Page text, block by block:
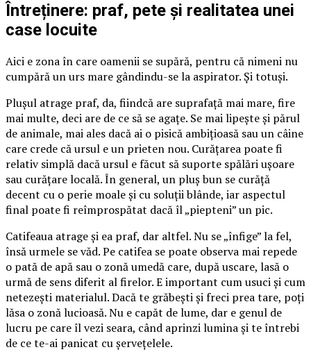
Întreținere: praf, pete și realitatea unei
case locuite
Aici e zona în care oamenii se supără, pentru că nimeni nu
cumpără un urs mare gândindu-se la aspirator. Și totuși.
Plușul atrage praf, da, fiindcă are suprafață mai mare, fire
mai multe, deci are de ce să se agațe. Se mai lipește și părul
de animale, mai ales dacă ai o pisică ambițioasă sau un câine
care crede că ursul e un prieten nou. Curățarea poate fi
relativ simplă dacă ursul e făcut să suporte spălări ușoare
sau curățare locală. În general, un pluș bun se curăță
decent cu o perie moale și cu soluții blânde, iar aspectul
final poate fi reîmprospătat dacă îl „piepteni” un pic.
Catifeaua atrage și ea praf, dar altfel. Nu se „înfige” la fel,
însă urmele se văd. Pe catifea se poate observa mai repede
o pată de apă sau o zonă umedă care, după uscare, lasă o
urmă de sens diferit al firelor. E important cum usuci și cum
netezești materialul. Dacă te grăbești și freci prea tare, poți
lăsa o zonă lucioasă. Nu e capăt de lume, dar e genul de
lucru pe care îl vezi seara, când aprinzi lumina și te întrebi
de ce te-ai panicat cu șervețelele.